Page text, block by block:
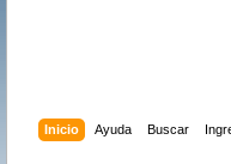
Inicio Ayuda Buscar